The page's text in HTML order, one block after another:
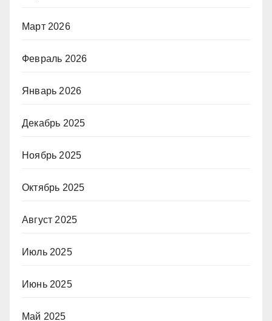
Март 2026
Февраль 2026
Январь 2026
Декабрь 2025
Ноябрь 2025
Октябрь 2025
Август 2025
Июль 2025
Июнь 2025
Май 2025